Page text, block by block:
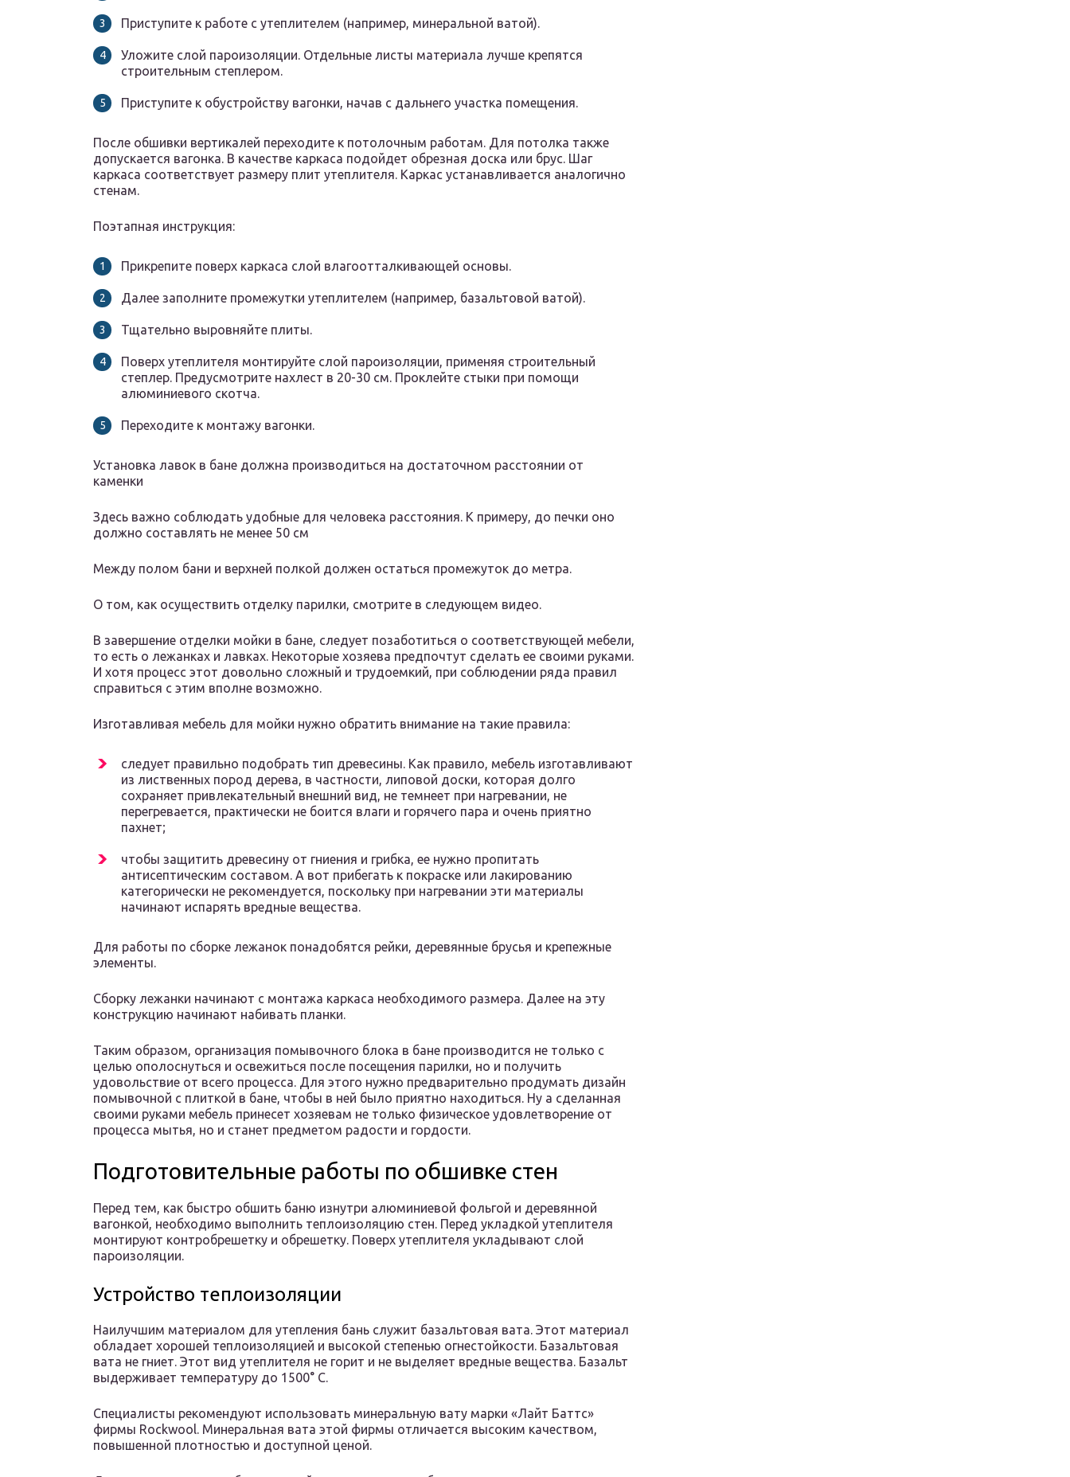
Приступите к работе с утеплителем (например, минеральной ватой).
Уложите слой пароизоляции. Отдельные листы материала лучше крепятся
строительным степлером.
Приступите к обустройству вагонки, начав с дальнего участка помещения.
После обшивки вертикалей переходите к потолочным работам. Для потолка также
допускается вагонка. В качестве каркаса подойдет обрезная доска или брус. Шаг
каркаса соответствует размеру плит утеплителя. Каркас устанавливается аналогично
стенам.
Поэтапная инструкция:
Прикрепите поверх каркаса слой влагоотталкивающей основы.
Далее заполните промежутки утеплителем (например, базальтовой ватой).
Тщательно выровняйте плиты.
Поверх утеплителя монтируйте слой пароизоляции, применяя строительный
степлер. Предусмотрите нахлест в 20-30 см. Проклейте стыки при помощи
алюминиевого скотча.
Переходите к монтажу вагонки.
Установка лавок в бане должна производиться на достаточном расстоянии от
каменки
Здесь важно соблюдать удобные для человека расстояния. К примеру, до печки оно
должно составлять не менее 50 см
Между полом бани и верхней полкой должен остаться промежуток до метра.
О том, как осуществить отделку парилки, смотрите в следующем видео.
В завершение отделки мойки в бане, следует позаботиться о соответствующей мебели,
то есть о лежанках и лавках. Некоторые хозяева предпочтут сделать ее своими руками.
И хотя процесс этот довольно сложный и трудоемкий, при соблюдении ряда правил
справиться с этим вполне возможно.
Изготавливая мебель для мойки нужно обратить внимание на такие правила:
следует правильно подобрать тип древесины. Как правило, мебель изготавливают
из лиственных пород дерева, в частности, липовой доски, которая долго
сохраняет привлекательный внешний вид, не темнеет при нагревании, не
перегревается, практически не боится влаги и горячего пара и очень приятно
пахнет;
чтобы защитить древесину от гниения и грибка, ее нужно пропитать
антисептическим составом. А вот прибегать к покраске или лакированию
категорически не рекомендуется, поскольку при нагревании эти материалы
начинают испарять вредные вещества.
Для работы по сборке лежанок понадобятся рейки, деревянные брусья и крепежные
элементы.
Сборку лежанки начинают с монтажа каркаса необходимого размера. Далее на эту
конструкцию начинают набивать планки.
Таким образом, организация помывочного блока в бане производится не только с
целью ополоснуться и освежиться после посещения парилки, но и получить
удовольствие от всего процесса. Для этого нужно предварительно продумать дизайн
помывочной с плиткой в бане, чтобы в ней было приятно находиться. Ну а сделанная
своими руками мебель принесет хозяевам не только физическое удовлетворение от
процесса мытья, но и станет предметом радости и гордости.
Подготовительные работы по обшивке стен
Перед тем, как быстро обшить баню изнутри алюминиевой фольгой и деревянной
вагонкой, необходимо выполнить теплоизоляцию стен. Перед укладкой утеплителя
монтируют контробрешетку и обрешетку. Поверх утеплителя укладывают слой
пароизоляции.
Устройство теплоизоляции
Наилучшим материалом для утепления бань служит базальтовая вата. Этот материал
обладает хорошей теплоизоляцией и высокой степенью огнестойкости. Базальтовая
вата не гниет. Этот вид утеплителя не горит и не выделяет вредные вещества. Базальт
выдерживает температуру до 1500° С.
Специалисты рекомендуют использовать минеральную вату марки «Лайт Баттс»
фирмы Rockwool. Минеральная вата этой фирмы отличается высоким качеством,
повышенной плотностью и доступной ценой.